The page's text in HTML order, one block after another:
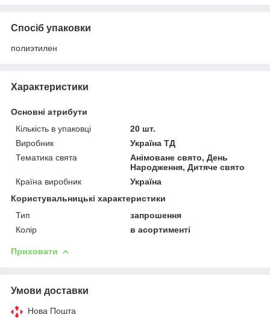
Спосіб упаковки
полиэтилен
Характеристики
Основні атрибути
Кількість в упаковці
20 шт.
Виробник
Україна ТД
Тематика свята
Анімоване свято, День
Народження, Дитяче свято
Країна виробник
Україна
Користувальницькі характеристики
Тип
запрошення
Колір
в асортименті
Приховати
Умови доставки
Нова Пошта